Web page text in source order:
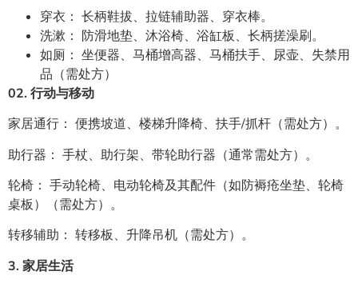
穿衣： 长柄鞋拔、拉链辅助器、穿衣棒。
洗漱： 防滑地垫、沐浴椅、浴缸板、长柄搓澡刷。
如厕： 坐便器、马桶增高器、马桶扶手、尿壶、失禁用
品（需处方）
02. 行动与移动
家居通行： 便携坡道、楼梯升降椅、扶手/抓杆（需处方）。
助行器： 手杖、助行架、带轮助行器（通常需处方）。
轮椅： 手动轮椅、电动轮椅及其配件（如防褥疮坐垫、轮椅
桌板）（需处方）。
转移辅助： 转移板、升降吊机（需处方）。
3. 家居生活